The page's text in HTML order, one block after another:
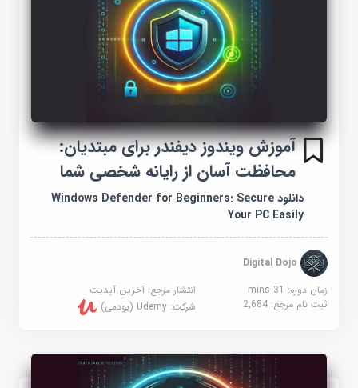
آموزش ویندوز دیفندر برای مبتدیان:
محافظت آسان از رایانه شخصی شما
دانلود Windows Defender for Beginners: Secure
Your PC Easily
Digital Dojo
زمان دوره: 31 mins
انتشار مرجع:آخرین آپدیت
ثبت نام مرجع:2,684 شرکت:Udemy (یودمی)